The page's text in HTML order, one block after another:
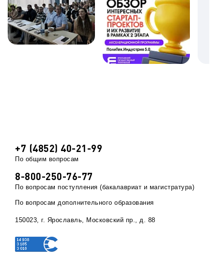
+7 (4852) 40-21-99
По общим вопросам
8-800-250-76-77
По вопросам поступления (бакалавриат и магистратура)
По вопросам дополнительного образования
150023, г. Ярославль, Московский пр., д. 88